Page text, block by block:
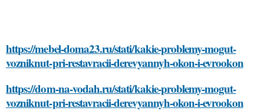
https://mebel-doma23.ru/stati/kakie-problemy-mogut-
vozniknut-pri-restavracii-derevyannyh-okon-i-evrookon
https://dom-na-vodah.ru/stati/kakie-problemy-mogut-
vozniknut-pri-restavracii-derevyannyh-okon-i-evrookon